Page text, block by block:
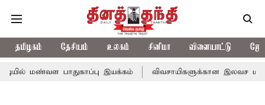
தமிழகம் தேசியம் உலகம் சினிமா விளையாட்டு
பாதுகாப்பு இயக்கம் விவசாயிகளுக்கான இலவச